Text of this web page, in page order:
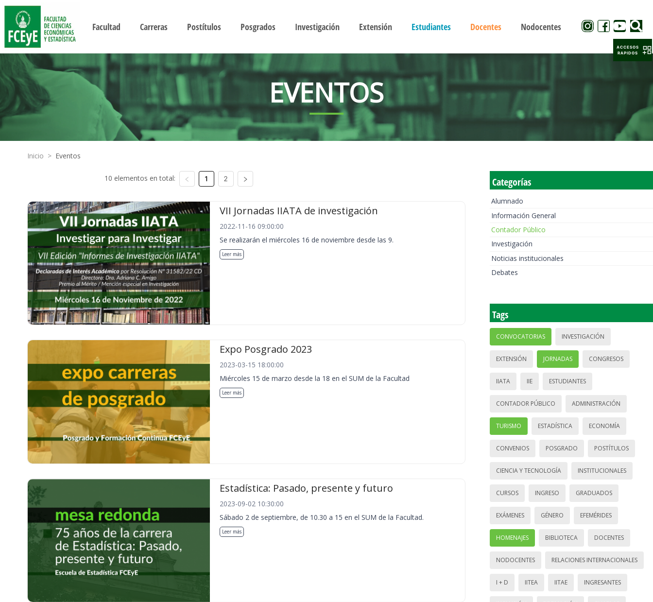
Facultad Carreras Postítulos Posgrados Investigación Extensión Estudiantes Docentes Nodocentes
EVENTOS
Inicio > Eventos
10 elementos en total: 1 2
VII Jornadas IIATA de investigación
2022-11-16 09:00:00
Se realizarán el miércoles 16 de noviembre desde las 9.
Leer más
Expo Posgrado 2023
2023-03-15 18:00:00
Miércoles 15 de marzo desde la 18 en el SUM de la Facultad
Leer más
Estadística: Pasado, presente y futuro
2023-09-02 10:30:00
Sábado 2 de septiembre, de 10.30 a 15 en el SUM de la Facultad.
Leer más
Categorías
Alumnado
Información General
Contador Público
Investigación
Noticias institucionales
Debates
Tags
CONVOCATORIAS INVESTIGACIÓN
EXTENSIÓN JORNADAS CONGRESOS
IIATA IIE ESTUDIANTES
CONTADOR PÚBLICO ADMINISTRACIÓN
TURISMO ESTADÍSTICA ECONOMÍA
CONVENIOS POSGRADO POSTÍTULOS
CIENCIA Y TECNOLOGÍA INSTITUCIONALES
CURSOS INGRESO GRADUADOS
EXÁMENES GÉNERO EFEMÉRIDES
HOMENAJES BIBLIOTECA DOCENTES
NODOCENTES RELACIONES INTERNACIONALES
I + D IITEA IITAE INGRESANTES
ACCESOS
RAPIDOS